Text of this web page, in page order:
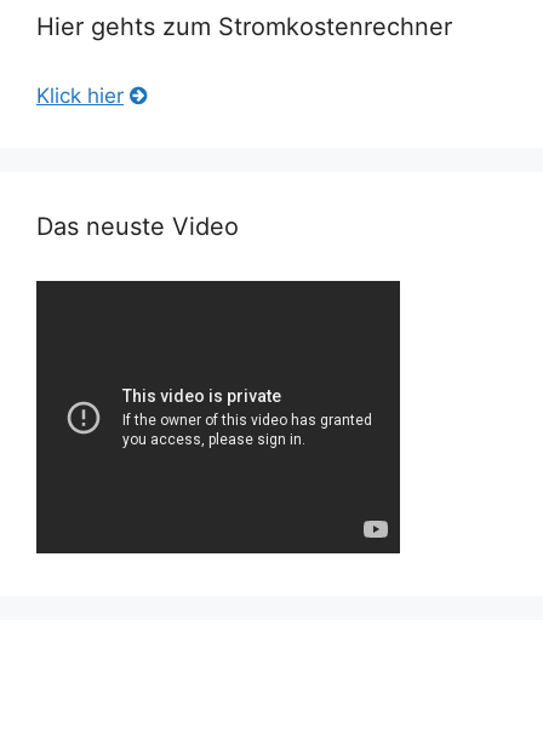
Hier gehts zum Stromkostenrechner
Klick hier
Das neuste Video